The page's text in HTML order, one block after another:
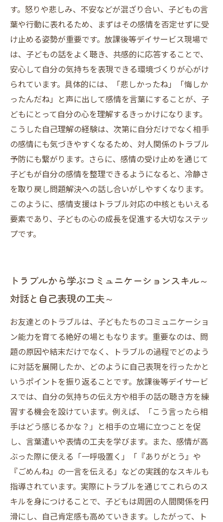
す。怒りや悲しみ、不安などが混ざり合い、子どもの言
葉や行動に表れるため、まずはその感情を否定せずに受
け止める姿勢が重要です。放課後等デイサービス現場で
は、子どもの話をよく聴き、共感的に応答することで、
安心して自分の気持ちを表現できる環境づくりが心がけ
られています。具体的には、「悲しかったね」「悔しか
ったんだね」と声に出して感情を言葉にすることが、子
どもにとって自分の心を理解するきっかけになります。
こうした自己理解の経験は、次第に自分だけでなく相手
の感情にも気づきやすくなるため、対人関係のトラブル
予防にも繋がります。さらに、感情の受け止めを通じて
子どもが自分の感情を整理できるようになると、冷静さ
を取り戻し問題解決への話し合いがしやすくなります。
このように、感情支援はトラブル対応の中核ともいえる
要素であり、子どもの心の成長を促進する大切なステッ
プです。
トラブルから学ぶコミュニケーションスキル～
対話と自己表現の工夫～
お友達とのトラブルは、子どもたちのコミュニケーショ
ン能力を育てる絶好の場ともなります。重要なのは、問
題の原因や結末だけでなく、トラブルの過程でどのよう
に対話を展開したか、どのように自己表現を行ったかと
いうポイントを振り返ることです。放課後等デイサービ
スでは、自分の気持ちの伝え方や相手の話の聴き方を練
習する機会を設けています。例えば、「こう言ったら相
手はどう感じるかな？」と相手の立場に立つことを促
し、言葉遣いや表情の工夫を学びます。また、感情が高
ぶった際に使える「一呼吸置く」「『ありがとう』や
『ごめんね』の一言を伝える」などの実践的なスキルも
指導されています。実際にトラブルを通じてこれらのス
キルを身につけることで、子どもは周囲の人間関係を円
滑にし、自己肯定感も高めていきます。したがって、ト